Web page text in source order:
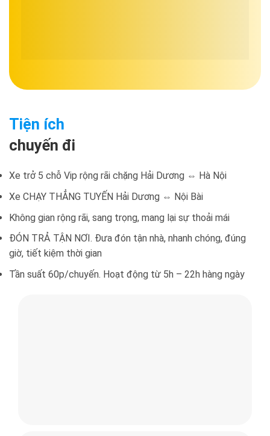
Tiện ích
chuyến đi
Xe trở 5 chỗ Vip rộng rãi chặng Hải Dương ⇔ Hà Nội
Xe CHẠY THẲNG TUYẾN Hải Dương ⇔ Nội Bài
Không gian rộng rãi, sang trọng, mang lại sự thoải mái
ĐÓN TRẢ TẬN NƠI. Đưa đón tận nhà, nhanh chóng, đúng
giờ, tiết kiệm thời gian
Tần suất 60p/chuyến. Hoạt động từ 5h – 22h hàng ngày